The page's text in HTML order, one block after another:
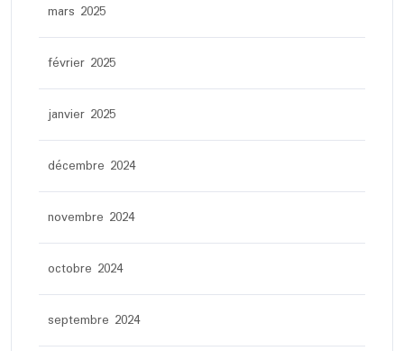
mars 2025
février 2025
janvier 2025
décembre 2024
novembre 2024
octobre 2024
septembre 2024